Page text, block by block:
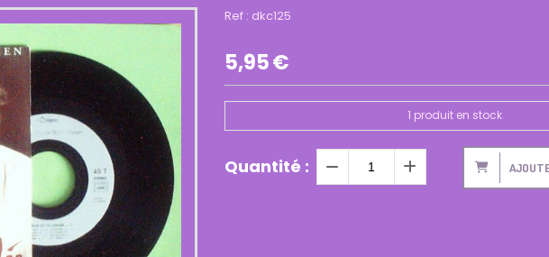
Ref : dkc125
5,95€
1 produit en stock
Quantité :